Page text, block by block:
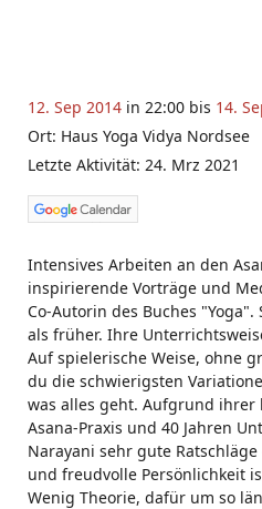
12. Sep 2014 in 22:00 bis 14.
Ort: Haus Yoga Vidya Nordsee
Letzte Aktivität: 24. Mrz 2021
Intensives Arbeiten an den
inspirierende Vorträge und
Co-Autorin des Buches
als früher. Ihre
Auf spielerische Weise, ohne
du die schwierigsten
was alles geht. Aufgrund
Asana-Praxis und 40 Jahren
Narayani sehr gute
und freudvolle Persönlichkeit
Wenig Theorie, dafür um so